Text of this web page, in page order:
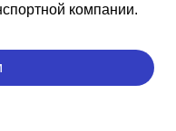
компании.